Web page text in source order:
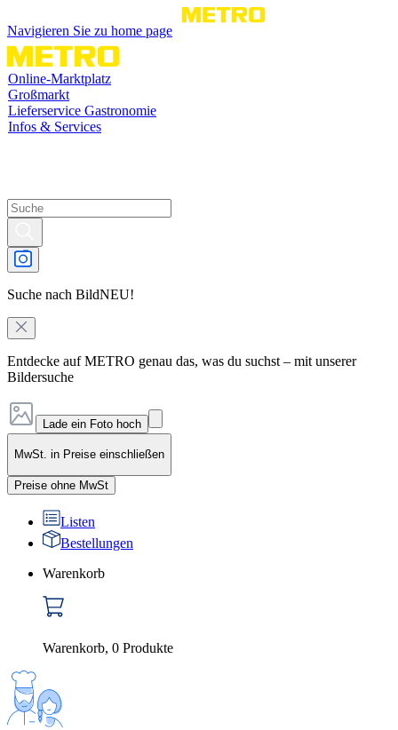
Navigieren Sie zu home page
Online-Marktplatz
Großmarkt
Lieferservice Gastronomie
Infos & Services
Suche nach BildNEU!
Entdecke auf METRO genau das, was du suchst – mit unserer
Bildersuche
Lade ein Foto hoch
MwSt. in Preise einschließen
Preise ohne MwSt
Listen
Bestellungen
Warenkorb
Warenkorb, 0 Produkte